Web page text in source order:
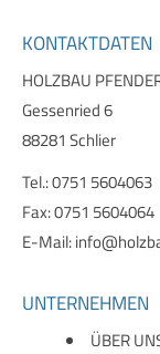
KONTAKTDATEN
HOLZBAU
Gessenried 6
88281 Schlier
Tel.: 0751 5604063
Fax: 0751 5604064
E-Mail:
UNTERNEHMEN
ÜBER